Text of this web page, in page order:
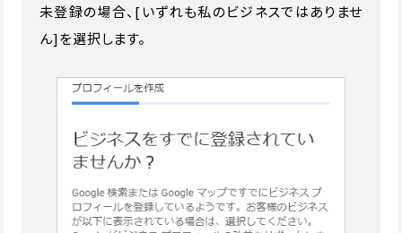
未登録の場合、[いずれも私のビジネスではありませ
ん]を選択します。